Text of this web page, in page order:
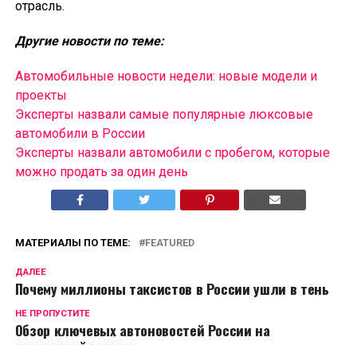
отрасль.
Другие новости по теме:
Автомобильные новости недели: новые модели и
проекты
Эксперты назвали самые популярные люксовые
автомобили в России
Эксперты назвали автомобили с пробегом, которые
можно продать за один день
МАТЕРИАЛЫ ПО ТЕМЕ: FEATURED
ДАЛЕЕ
Почему миллионы таксистов в России ушли в тень
НЕ ПРОПУСТИТЕ
Обзор ключевых автоновостей России на